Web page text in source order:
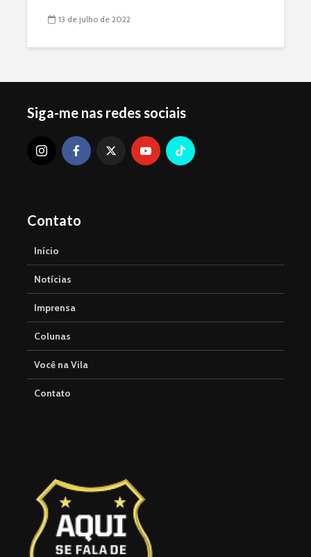
13 de julho de 2022
Siga-me nas redes sociais
Contato
Início
Notícias
Imprensa
Colunas
Você na Vila
Contato